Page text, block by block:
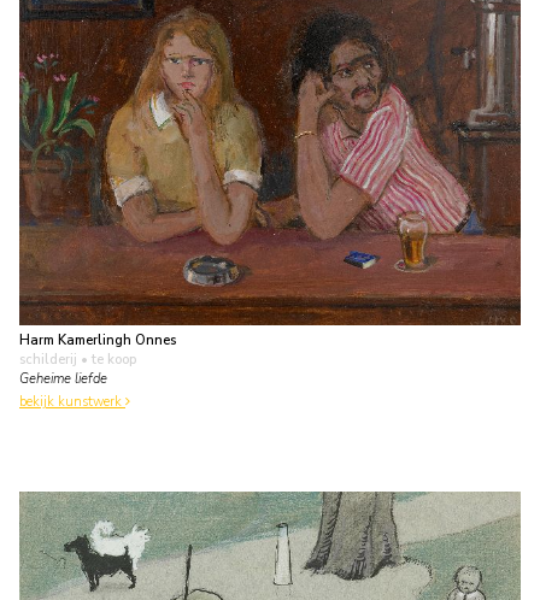
Harm Kamerlingh Onnes
schilderij • te koop
Geheime liefde
bekijk kunstwerk